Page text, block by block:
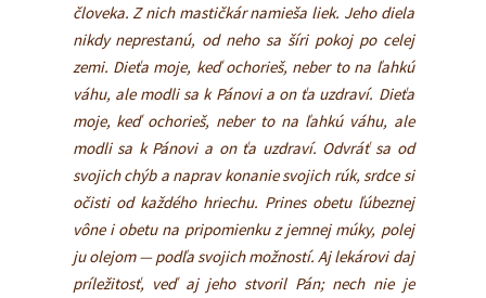
človeka. Z nich mastičkár namieša liek. Jeho diela
nikdy neprestanú, od neho sa šíri pokoj po celej
zemi. Dieťa moje, keď ochorieš, neber to na ľahkú
váhu, ale modli sa k Pánovi a on ťa uzdraví. Dieťa
moje, keď ochorieš, neber to na ľahkú váhu, ale
modli sa k Pánovi a on ťa uzdraví. Odvráť sa od
svojich chýb a naprav konanie svojich rúk, srdce si
očisti od každého hriechu. Prines obetu ľúbeznej
vône i obetu na pripomienku z jemnej múky, polej
ju olejom — podľa svojich možností. Aj lekárovi daj
príležitosť, veď aj jeho stvoril Pán; nech nie je